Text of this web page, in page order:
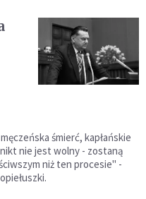
śmierć, kapłańskie
nie jest wolny - zostaną
niż ten procesie" -